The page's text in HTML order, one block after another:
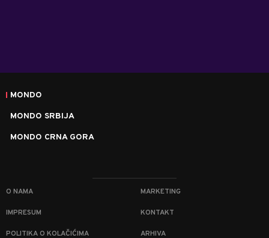
MONDO
MONDO SRBIJA
MONDO CRNA GORA
O NAMA MARKETING
IMPRESUM KONTAKT
POLITIKA O KOLAČIĆIMA ARHIVA